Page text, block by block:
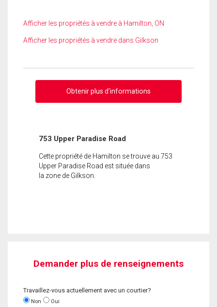
Afficher les propriétés à vendre à Hamilton, ON
Afficher les propriétés à vendre dans Gilkson
Obtenir plus d'informations
753 Upper Paradise Road
Cette propriété de Hamilton se trouve au 753
Upper Paradise Road est située dans
la zone de Gilkson.
Demander plus de renseignements
Travaillez-vous actuellement avec un courtier?
Non Oui